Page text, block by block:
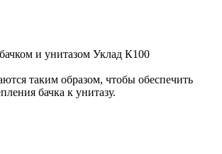
и унитазом Уклад К100
таким образом, чтобы обеспечить
бачка к унитазу.